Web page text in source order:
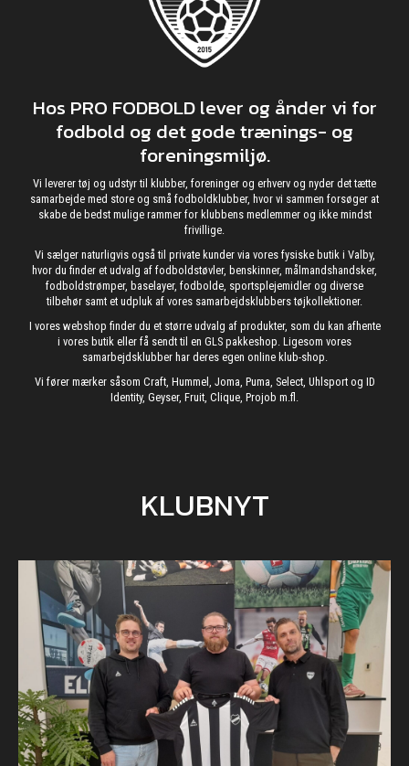
Hos PRO FODBOLD lever og ånder vi for
fodbold og det gode trænings- og
foreningsmiljø.
Vi leverer tøj og udstyr til klubber, foreninger og erhverv og nyder det tætte
samarbejde med store og små fodboldklubber, hvor vi sammen forsøger at
skabe de bedst mulige rammer for klubbens medlemmer og ikke mindst
frivillige.
Vi sælger naturligvis også til private kunder via vores fysiske butik i Valby,
hvor du finder et udvalg af fodboldstøvler, benskinner, målmandshandsker,
fodboldstrømper, baselayer, fodbolde, sportsplejemidler og diverse
tilbehør samt et udpluk af vores samarbejdsklubbers tøjkollektioner.
I vores webshop finder du et større udvalg af produkter, som du kan afhente
i vores butik eller få sendt til en GLS pakkeshop. Ligesom vores
samarbejdsklubber har deres egen online klub-shop.
Vi fører mærker såsom Craft, Hummel, Joma, Puma, Select, Uhlsport og ID
Identity, Geyser, Fruit, Clique, Projob m.fl.
KLUBNYT